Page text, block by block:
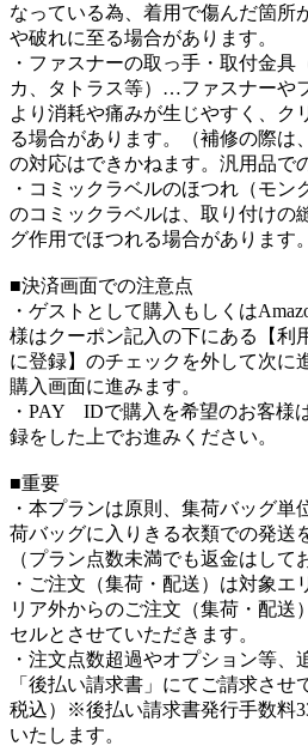
なっている為、着用で傷んだ箇所
や破れに至る場合があります。
・ファスナーの取っ手・取付金具
カ、タトラス等）…ファスナーや
より消耗や痛みが生じやすく、ク
る場合があります。（補修の際は
の対応はできかねます。汎用品で
・コミックラベルのほつれ（モ
のコミックラベルは、取り付けの
グ作用でほつれる場合があります。
■決済画面での注意点
・ゲストとして購入もしくは
様はクーポン記入の下にある【
に登録】のチェックを外して次に
購入画面に進みます。
・PAY IDで購入を希望のお客様
録をした上でお進みください。
■重要
・本プランは原則、集荷バッグ
荷バッグに入りきる衣類での発送
（プラン点数未満でも返金はして
・ご注文（集荷・配送）は対象エ
リア外からのご注文（集荷・配送
セルとさせていただきます。
・注文点数超過やオプション等、
「後払い請求書」にてご請求させ
税込）※後払い請求書発行手数料
いたします。